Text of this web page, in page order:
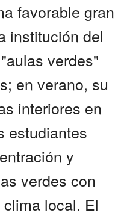
favorable gran
institución del
verdes"
en verano, su
interiores en
estudiantes
y
verdes con
local. El